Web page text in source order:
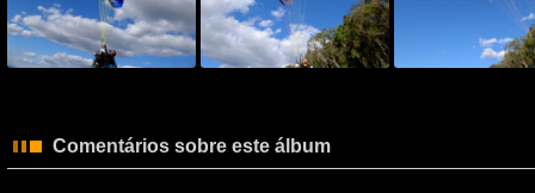
Comentários sobre este álbum